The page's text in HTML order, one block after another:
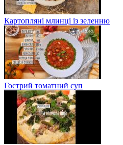
Картопляні млинці із зеленню
Гострий томатний суп